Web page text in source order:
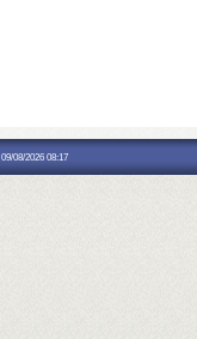
09/08/2026 08:17